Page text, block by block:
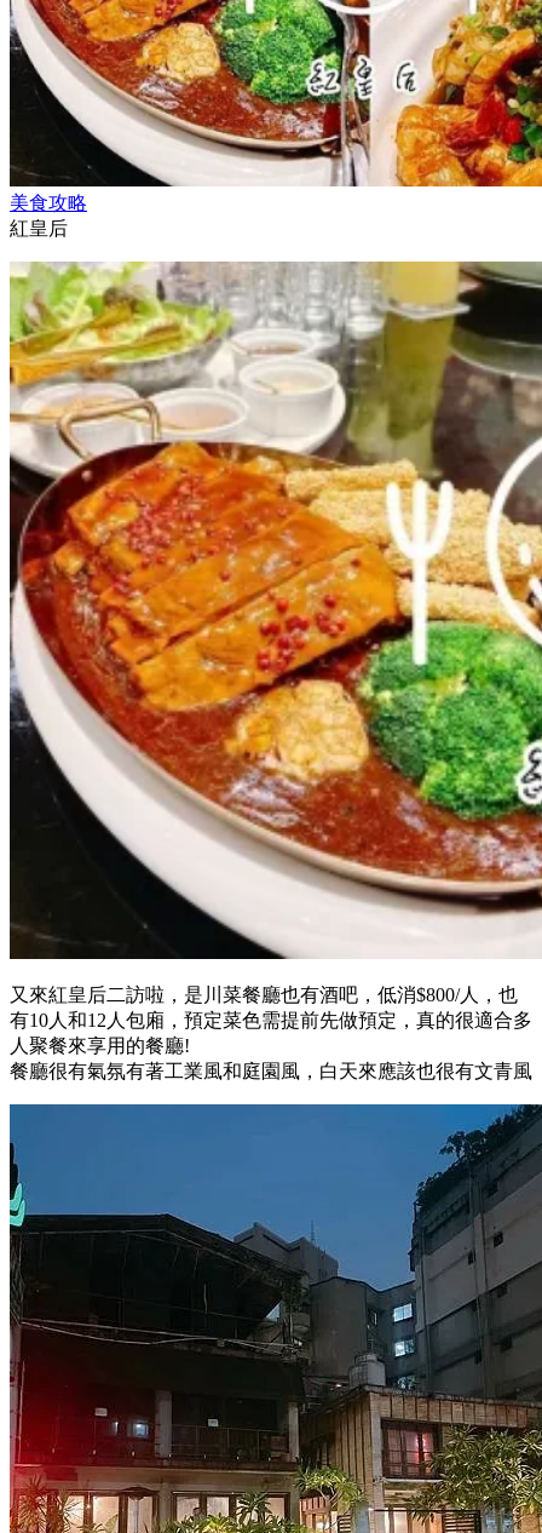
美食攻略
紅皇后
又來紅皇后二訪啦，是川菜餐廳也有酒吧，低消$800/人，也
有10人和12人包廂，預定菜色需提前先做預定，真的很適合多
人聚餐來享用的餐廳!
餐廳很有氣氛有著工業風和庭園風，白天來應該也很有文青風